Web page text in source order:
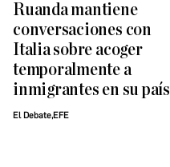
Ruanda mantiene
conversaciones con
Italia sobre acoger
temporalmente a
inmigrantes en su país
El Debate,EFE